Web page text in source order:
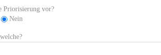
Priorisierung vor?
Nein